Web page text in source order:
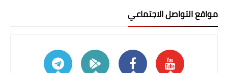
مواقع التواصل الاجتماعي